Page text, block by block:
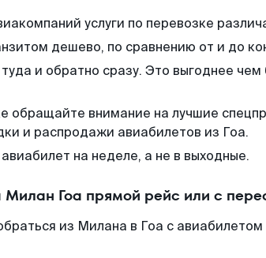
услуги по перевозке
дешево, по сравнению от и до
и обратно сразу. Это выгоднее
обращайте внимание на лучшие
и распродажи авиабилетов из Гоа.
на неделе, а не в выходные.
Милан Гоа прямой рейс или с
из Милана в Гоа с авиабилетом